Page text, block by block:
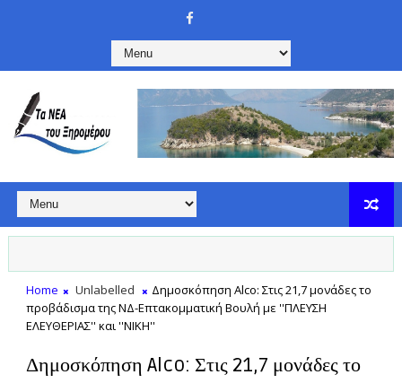
Home Unlabelled
Δημοσκόπηση Alco: Στις 21,7 μονάδες το
προβάδισμα της ΝΔ-Επτακομματική Βουλή με ''ΠΛΕΥΣΗ
ΕΛΕΥΘΕΡΙΑΣ'' και ''ΝΙΚΗ''
Δημοσκόπηση Alco: Στις 21,7 μονάδες το